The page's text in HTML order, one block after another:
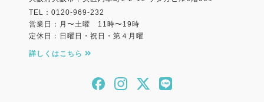
TEL：0120-969-232
営業日：月〜土曜 11時〜19時
定休日：日曜日・祝日・第４月曜
詳しくはこちら